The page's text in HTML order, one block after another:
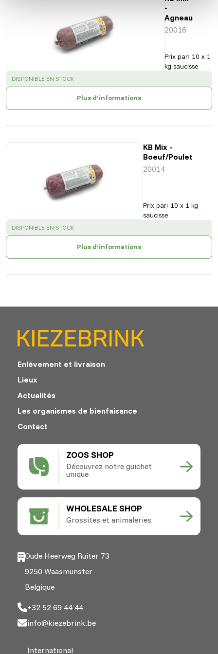
-
Agneau
20016
Prix par: 10 x 1
kg saucisse
SUCCESS:
DISPONIBLE EN STOCK
Plus d’informations
KB Mix -
Boeuf/Poulet
20014
Prix par: 10 x 1 kg
saucisse
SUCCESS:
DISPONIBLE EN STOCK
Plus d’informations
ZOOS SHOP
Découvrez notre guichet
unique
WHOLESALE SHOP
Grossites et animaleries
Enlèvement et livraison
Lieux
Actualités
Les organismes de bienfaisance
Contact
Oude Heerweg Ruiter 73
9250 Waasmunster
Belgique
+32 52 69 44 44
info@kiezebrink.be
International